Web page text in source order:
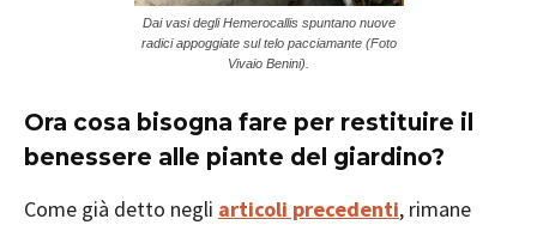
Dai vasi degli Hemerocallis spuntano nuove
radici appoggiate sul telo pacciamante (Foto
Vivaio Benini).
Ora cosa bisogna fare per restituire il
benessere alle piante del giardino?
Come già detto negli articoli precedenti, rimane